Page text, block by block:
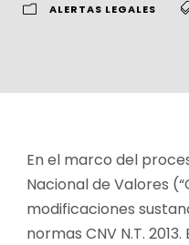
ALERTAS LEGALES
En el marco del
Nacional de Valores
modificaciones
normas CNV N.T.